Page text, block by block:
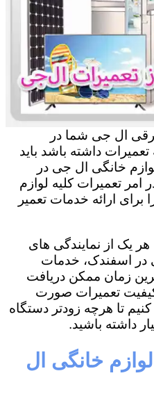
ال جی شما در
داشته باشد باید
خانگی ال جی در
امر تعمیرات کلیه لوازم
ارائه خدمات تعمیر
یک از نمایندگی های
در اسفندک، خدمات
زمان ممکن دریافت
تعمیرات صورت
تا هرچه زودتر دستگاه
داشته باشید.
خانگی ال